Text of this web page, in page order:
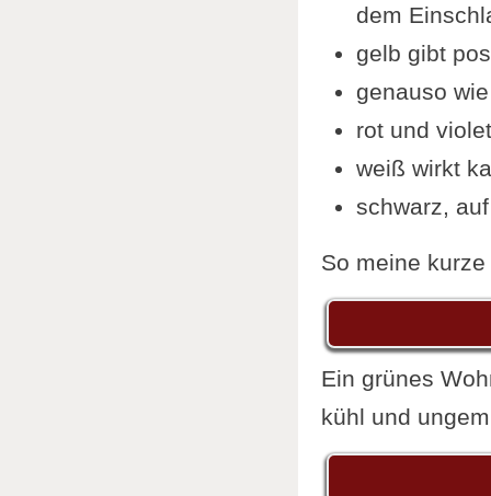
dem
gelb gibt
genauso
rot und
weiß wirkt
schwarz,
So meine
Ein grünes
kühl und